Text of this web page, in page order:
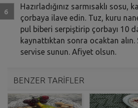
Hazırladığınız sarmısaklı sosu,
çorbaya ilave edin. Tuz, kuru nane
pul biberi serpiştirip çorbayı 10
kaynattıktan sonra ocaktan alın.
servise sunun. Afiyet olsun.
BENZER TARİFLER